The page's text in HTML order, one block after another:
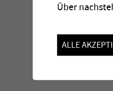
Über
ALLE